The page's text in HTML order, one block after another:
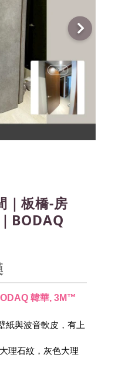
｜板橋-房
BODAQ
韓華, 3M™